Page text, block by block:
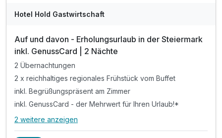
Hotel Hold Gastwirtschaft
Auf und davon - Erholungsurlaub in der Steiermark
inkl. GenussCard | 2 Nächte
2 Übernachtungen
2 x reichhaltiges regionales Frühstück vom Buffet
inkl. Begrüßungspräsent am Zimmer
inkl. GenussCard - der Mehrwert für Ihren Urlaub!*
Alle Inklusivleistungen
2 weitere anzeigen